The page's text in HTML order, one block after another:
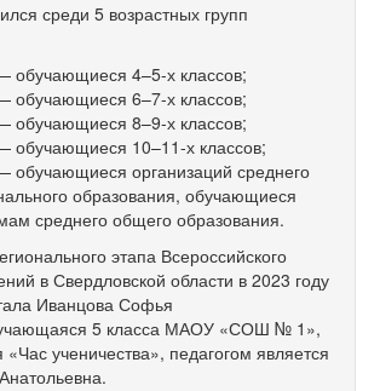
среди 5 возрастных групп
обучающиеся 4–5-х классов;
обучающиеся 6–7-х классов;
обучающиеся 8–9-х классов;
обучающиеся 10–11-х классов;
обучающиеся организаций среднего
образования, обучающиеся
среднего общего образования.
этапа Всероссийского
в Свердловской области в 2023 году
Иванцова Софья
5 класса МАОУ «СОШ № 1»,
ученичества», педагогом является